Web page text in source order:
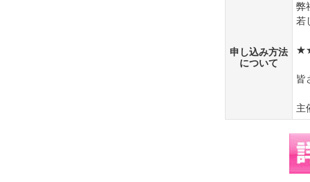
申し込み方法
について
弊
若
皆
主